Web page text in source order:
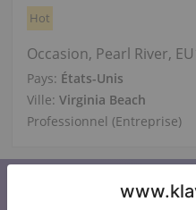
Hot
Occasion, Pearl River,
Pays: États-Unis
Ville: Virginia Beach
Professionnel (Entreprise)
S’abonner à